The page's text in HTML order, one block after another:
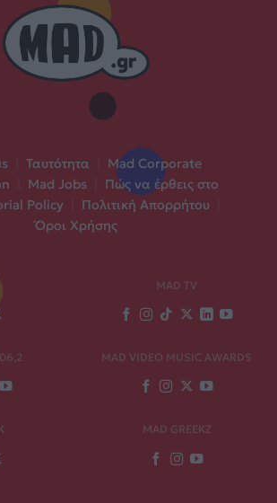
Ταυτότητα
Mad Corporate
Mad Jobs
Πώς να έρθεις στο
Policy Πολιτική Απορρήτου
Όροι Χρήσης
MAD TV
MAD VIDEO MUSIC AWARDS
MAD GREEKZ